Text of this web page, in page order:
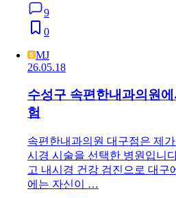
9
0
MJ
26.05.18
수성구 속편한내과의원
험
속편한내과의원 대구점은 제
시경 시술을 선택한 병원입니
고 내시경 건강 검진으로 대구
에는 자신이 …